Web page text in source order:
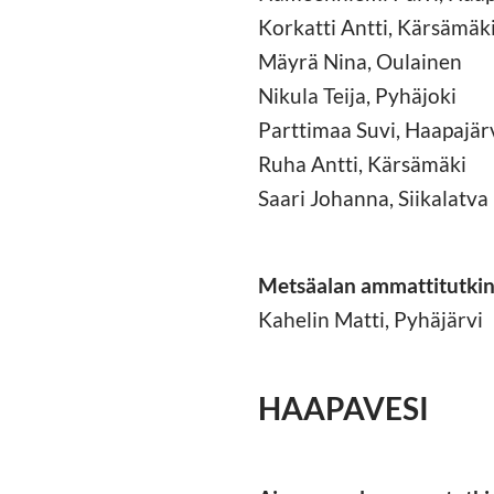
Korkatti Antti,
Mäyrä Nina, Oulainen
Nikula Teija, Pyhäjoki
Parttimaa Suvi,
Ruha Antti, Kärsämäki
Saari Johanna, Siikalatva
Metsäalan
Kahelin Matti, Pyhäjärvi
HAAPAVESI